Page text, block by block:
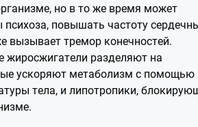
но в то же время может
повышать частоту
вызывает тремор конечностей.
жиросжигатели разделяют на
ускоряют метаболизм с помощью
тела, и липотропики,